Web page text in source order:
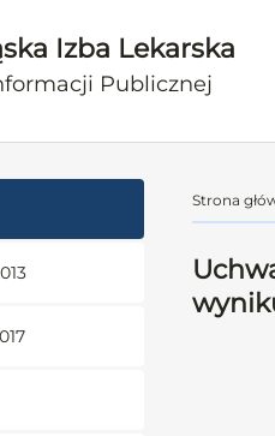
Izba Lekarska
Publicznej
Strona